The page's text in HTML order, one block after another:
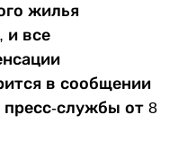
жилья
и все
в сообщении
пресс-службы от 8